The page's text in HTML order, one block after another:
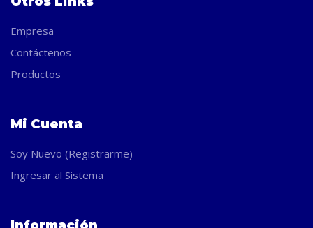
Empresa
Contáctenos
Productos
Mi Cuenta
Soy Nuevo (Registrarme)
Ingresar al Sistema